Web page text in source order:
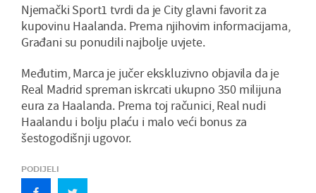
Njemački Sport1 tvrdi da je City glavni favorit za
kupovinu Haalanda. Prema njihovim informacijama,
Građani su ponudili najbolje uvjete.
Međutim, Marca je jučer ekskluzivno objavila da je
Real Madrid spreman iskrcati ukupno 350 milijuna
eura za Haalanda. Prema toj računici, Real nudi
Haalandu i bolju plaću i malo veći bonus za
šestogodišnji ugovor.
PODIJELI